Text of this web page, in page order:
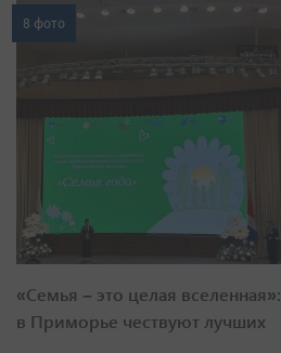
8 фото
«Семья – это целая вселенная»:
в Приморье чествуют лучших